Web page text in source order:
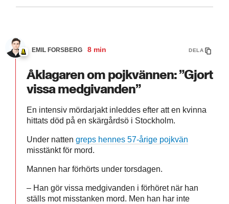
EMIL FORSBERG 8 min DELA
Åklagaren om pojkvännen: ”Gjort
vissa medgivanden”
En intensiv mördarjakt inleddes efter att en kvinna
hittats död på en skärgårdsö i Stockholm.
Under natten greps hennes 57-årige pojkvän
misstänkt för mord.
Mannen har förhörts under torsdagen.
– Han gör vissa medgivanden i förhöret när han
ställs mot misstanken mord. Men han har inte